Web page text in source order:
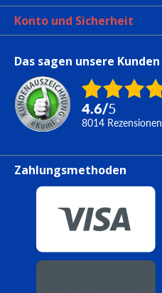
Konto und Sicherheit
Das sagen unsere Kunden
4.6/5
8014 Rezensionen
Zahlungsmethoden